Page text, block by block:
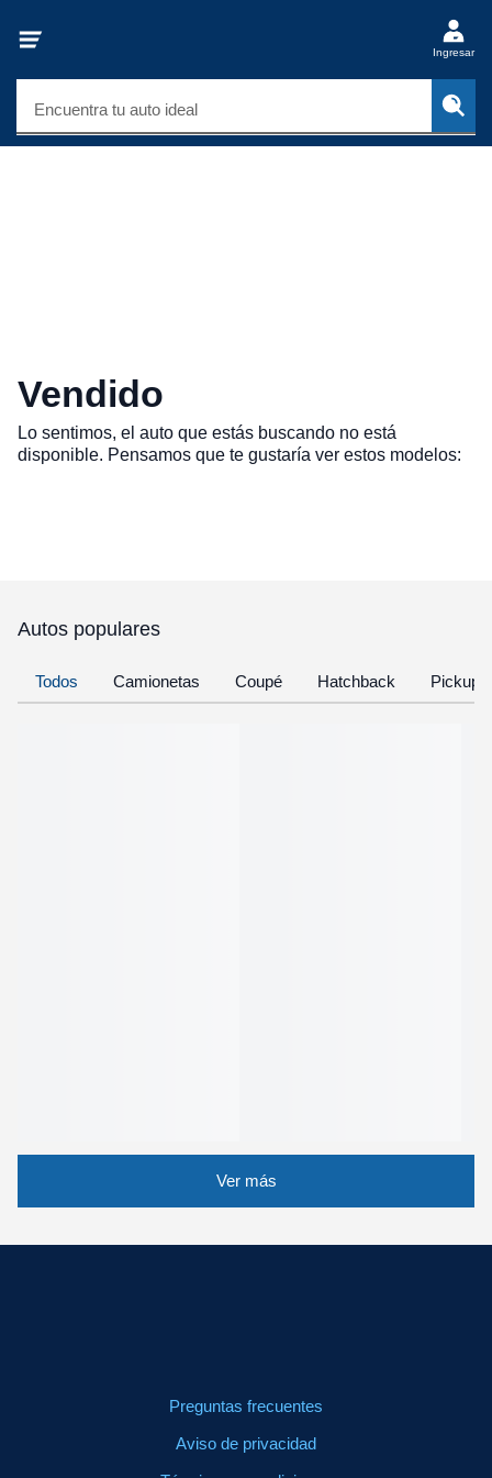
Ingresar
Encuentra tu auto ideal
Vendido
Lo sentimos, el auto que estás buscando no está
disponible. Pensamos que te gustaría ver estos modelos:
Autos populares
Todos Camionetas Coupé Hatchback Pickup
Ver más
Preguntas frecuentes
Aviso de privacidad